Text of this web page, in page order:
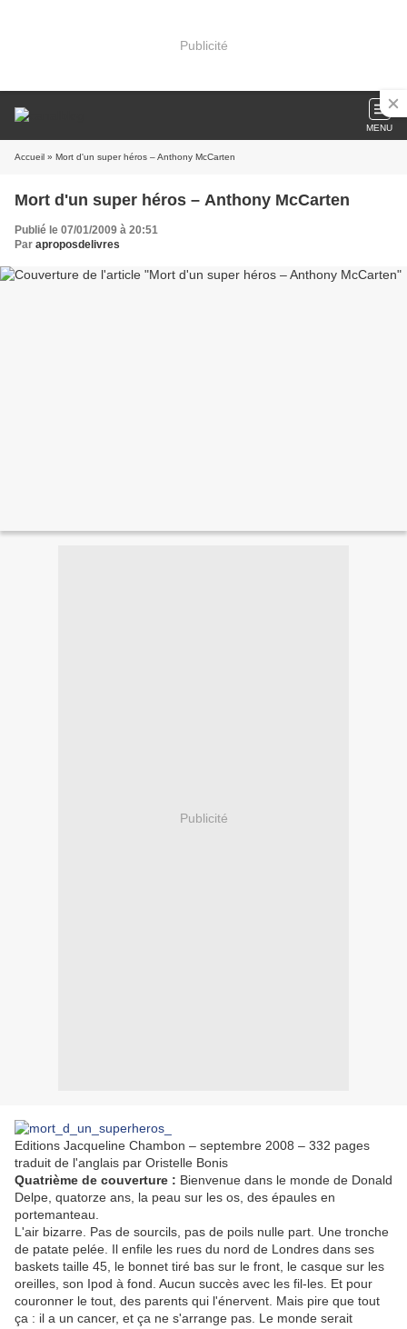
Publicité
MENU
Accueil » Mort d'un super héros – Anthony McCarten
Mort d'un super héros – Anthony McCarten
Publié le 07/01/2009 à 20:51
Par aproposdelivres
Publicité
Editions Jacqueline Chambon – septembre 2008 – 332 pages
traduit de l'anglais par Oristelle Bonis
Quatrième de couverture : Bienvenue dans le monde de Donald
Delpe, quatorze ans, la peau sur les os, des épaules en
portemanteau.
L'air bizarre. Pas de sourcils, pas de poils nulle part. Une tronche
de patate pelée. Il enfile les rues du nord de Londres dans ses
baskets taille 45, le bonnet tiré bas sur le front, le casque sur les
oreilles, son Ipod à fond. Aucun succès avec les fil-les. Et pour
couronner le tout, des parents qui l'énervent. Mais pire que tout
ça : il a un cancer, et ça ne s'arrange pas. Le monde serait